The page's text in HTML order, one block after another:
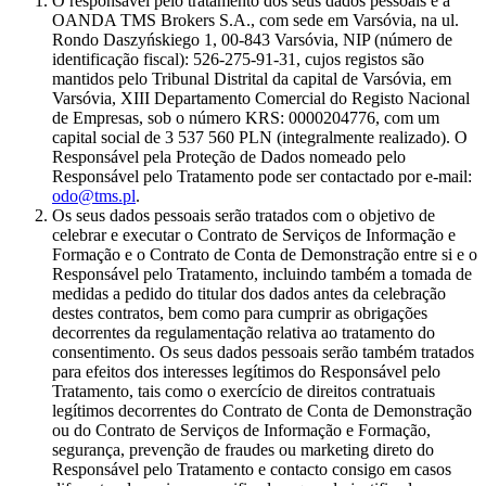
OANDA TMS Brokers S.A., com sede em Varsóvia, na ul.
Rondo Daszyńskiego 1, 00-843 Varsóvia, NIP (número de
identificação fiscal): 526-275-91-31, cujos registos são
mantidos pelo Tribunal Distrital da capital de Varsóvia, em
Varsóvia, XIII Departamento Comercial do Registo Nacional
de Empresas, sob o número KRS: 0000204776, com um
capital social de 3 537 560 PLN (integralmente realizado). O
Responsável pela Proteção de Dados nomeado pelo
Responsável pelo Tratamento pode ser contactado por e-mail:
odo@tms.pl.
Os seus dados pessoais serão tratados com o objetivo de
celebrar e executar o Contrato de Serviços de Informação e
Formação e o Contrato de Conta de Demonstração entre si e o
Responsável pelo Tratamento, incluindo também a tomada de
medidas a pedido do titular dos dados antes da celebração
destes contratos, bem como para cumprir as obrigações
decorrentes da regulamentação relativa ao tratamento do
consentimento. Os seus dados pessoais serão também tratados
para efeitos dos interesses legítimos do Responsável pelo
Tratamento, tais como o exercício de direitos contratuais
legítimos decorrentes do Contrato de Conta de Demonstração
ou do Contrato de Serviços de Informação e Formação,
segurança, prevenção de fraudes ou marketing direto do
Responsável pelo Tratamento e contacto consigo em casos